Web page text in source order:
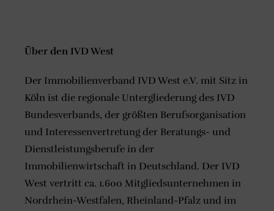
Über den IVD West
Der Immobilienverband IVD West e.V. mit Sitz in
Köln ist die regionale Untergliederung des IVD
Bundesverbands, der größten Berufsorganisation
und Interessenvertretung der Beratungs- und
Dienstleistungsberufe in der
Immobilienwirtschaft in Deutschland. Der IVD
West vertritt ca. 1.600 Mitgliedsunternehmen in
Nordrhein-Westfalen, Rheinland-Pfalz und im